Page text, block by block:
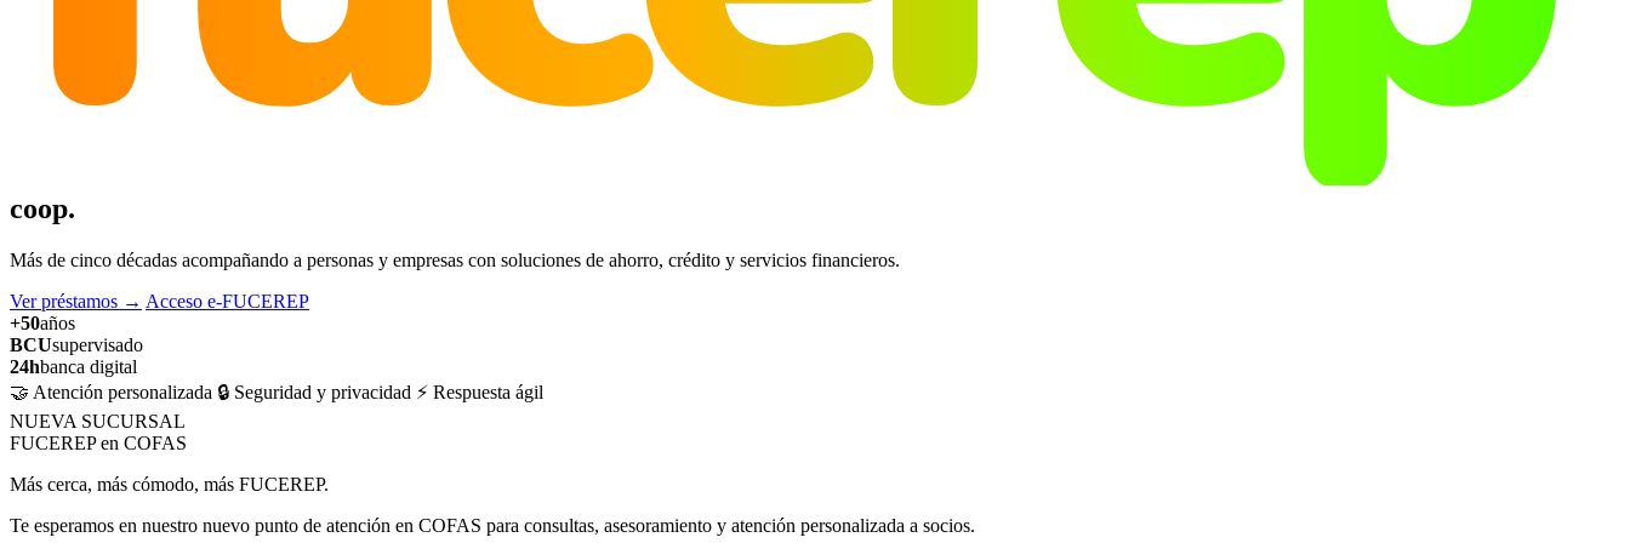
coop.
Más de cinco décadas acompañando a personas y empresas con soluciones de ahorro, crédito y servicios financieros.
Ver préstamos → Acceso e-FUCEREP
+50años
BCUsupervisado
24hbanca digital
🤝 Atención personalizada 🔒 Seguridad y privacidad ⚡ Respuesta ágil
NUEVA SUCURSAL
FUCEREP en COFAS
Más cerca, más cómodo, más FUCEREP.
Te esperamos en nuestro nuevo punto de atención en COFAS para consultas, asesoramiento y atención personalizada a socios.